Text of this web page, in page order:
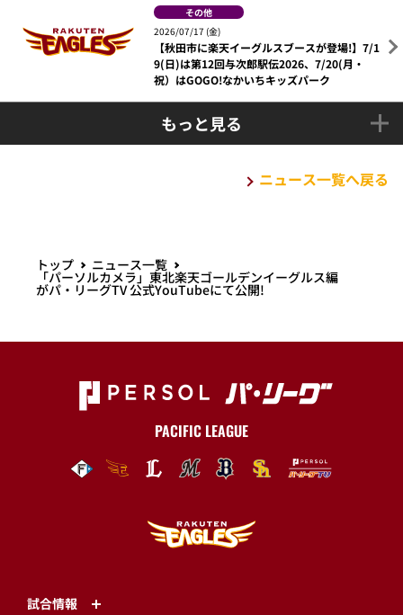
その他
2026/07/17 (金)
【秋田市に楽天イーグルスブースが登場!】7/1
9(日)は第12回与次郎駅伝2026、7/20(月・
祝）はGOGO!なかいちキッズパーク
もっと見る
ニュース一覧へ戻る
トップ ニュース一覧
「パーソルカメラ」東北楽天ゴールデンイーグルス編
がパ・リーグTV 公式YouTubeにて公開!
PACIFIC LEAGUE
試合情報